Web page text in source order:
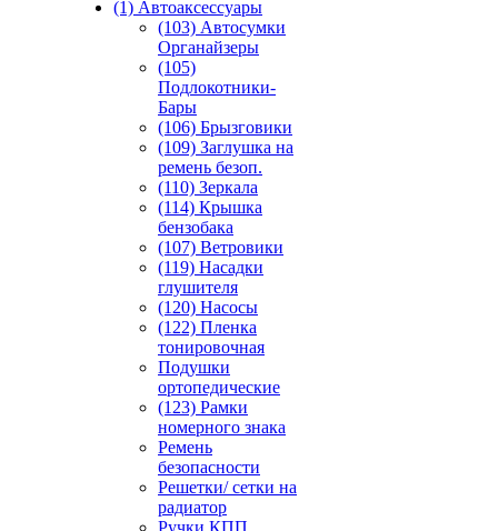
(1) Автоаксессуары
(103) Автосумки
Органайзеры
(105)
Подлокотники-
Бары
(106) Брызговики
(109) Заглушка на
ремень безоп.
(110) Зеркала
(114) Крышка
бензобака
(107) Ветровики
(119) Насадки
глушителя
(120) Насосы
(122) Пленка
тонировочная
Подушки
ортопедические
(123) Рамки
номерного знака
Ремень
безопасности
Решетки/ сетки на
радиатор
Ручки КПП